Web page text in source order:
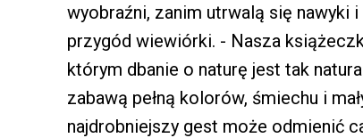
wyobraźni, zanim utrwalą się nawyki
przygód wiewiórki. - Nasza
którym dbanie o naturę jest tak
zabawą pełną kolorów, śmiechu i
najdrobniejszy gest może odmienić